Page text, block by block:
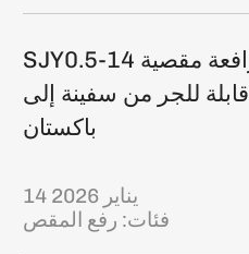
SJY0.5-14 رافعة مقصية
قابلة للجر من سفينة إلى
باكستان
14 يناير 2026
فئات: رفع المقص